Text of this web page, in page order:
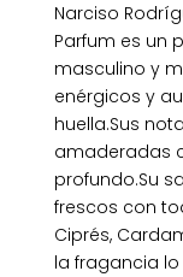
Narciso
Parfum es un
masculino y
enérgicos y
huella.Sus
amaderadas
profundo.Su
frescos con
Ciprés,
la fragancia